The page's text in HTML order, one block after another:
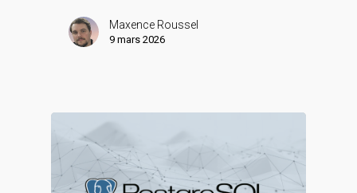
Maxence Roussel
9 mars 2026